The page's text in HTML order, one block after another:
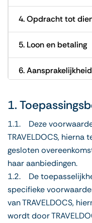
4. Opdracht tot
5. Loon en betaling
6.
8. Slotbepalingen
1.
1.1. Deze
TRAVELDOCS, hierna
gesloten
haar aanbiedingen.
1.2. De
specifieke
van TRAVELDOCS,
wordt door